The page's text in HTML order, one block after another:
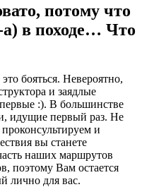
потому что
в походе… Что
бояться. Невероятно,
и заядлые
:). В большинстве
идущие первый раз. Не
и
вы станете
наших маршрутов
поэтому Вам остается
лично для вас.